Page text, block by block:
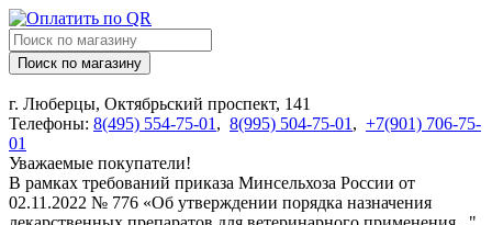
Поиск по магазину
г. Люберцы, Октябрьский проспект, 141
Телефоны: 8(495) 554-75-01 , 8(995) 504-75-01 , +7(901) 706-75-
01
Уважаемые покупатели!
В рамках требований приказа Минсельхоза России от
02.11.2022 № 776 «Об утверждении порядка назначения